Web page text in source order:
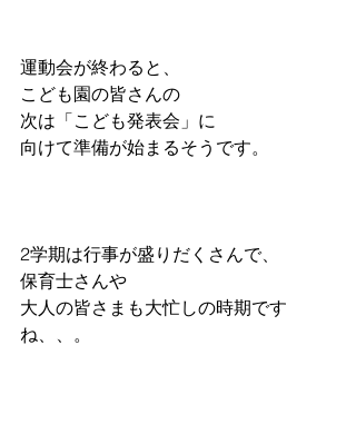
運動会が終わると、
こども園の皆さんの
次は「こども発表会」に
向けて準備が始まるそうです。
2学期は行事が盛りだくさんで、
保育士さんや
大人の皆さまも大忙しの時期です
ね、、。